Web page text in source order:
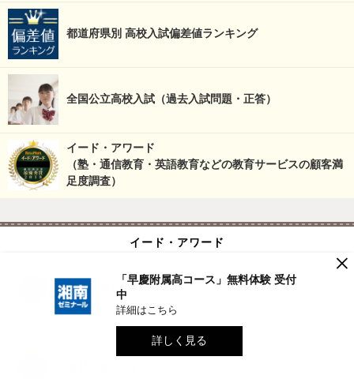
都道府県別 高校入試偏差値ランキング
全国公立高校入試（過去入試問題・正答）
イード・アワード
（塾・通信教育・英語教育などの教育サービスの顧客満
足度調査）
イード・アワード
幼児教室2026
×
「早慶附属高コース」無料体験 受付
中
詳細はこちら
詳しく見る